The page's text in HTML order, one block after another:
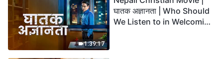
1:39:17
घातक अज्ञानता | Who Should
We Listen to in Welcoming